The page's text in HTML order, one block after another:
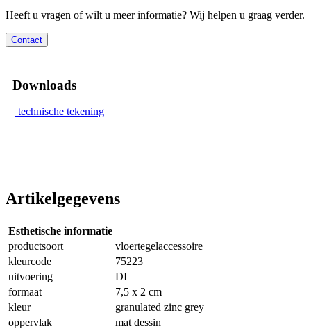
Heeft u vragen of wilt u meer informatie? Wij helpen u graag verder.
Contact
Downloads
technische tekening
Artikelgegevens
Esthetische informatie
productsoort
vloertegelaccessoire
kleurcode
75223
uitvoering
DI
formaat
7,5 x 2 cm
kleur
granulated zinc grey
oppervlak
mat dessin